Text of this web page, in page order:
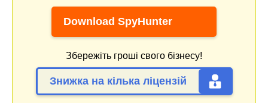
Download SpyHunter
Збережіть гроші свого бізнесу!
Знижка на кілька ліцензій